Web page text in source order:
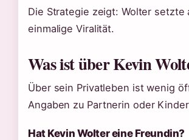
Die Strategie zeigt: Wolter
einmalige Viralität.
Was ist über Kevin
Über sein Privatleben ist wenig
Angaben zu Partnerin oder
Hat Kevin Wolter eine Freundin?